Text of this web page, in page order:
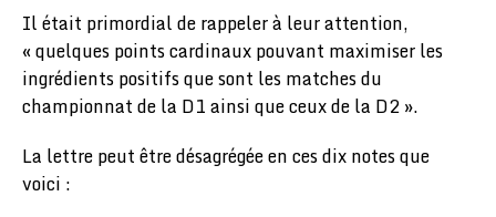
Il était primordial de rappeler à leur attention,
« quelques points cardinaux pouvant maximiser les
ingrédients positifs que sont les matches du
championnat de la D1 ainsi que ceux de la D2 ».
La lettre peut être désagrégée en ces dix notes que
voici :